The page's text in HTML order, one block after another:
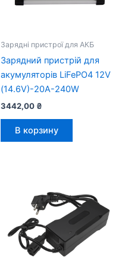
Зарядні пристрої для АКБ
Зарядний пристрій для
акумуляторів LiFePO4 12V
(14.6V)-20A-240W
3442,00 ₴
В корзину